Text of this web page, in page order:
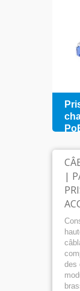
|
des